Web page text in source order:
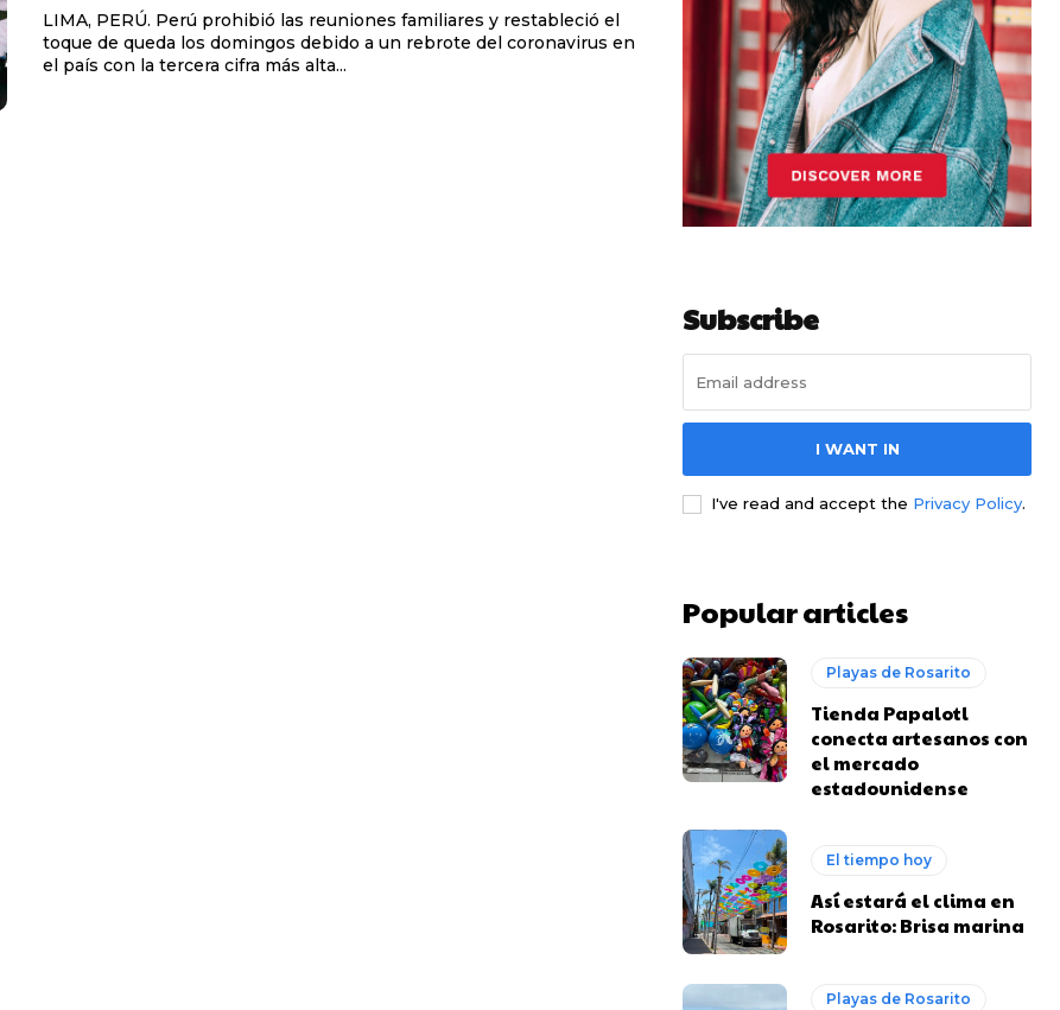
LIMA, PERÚ. Perú prohibió las reuniones familiares y restableció el
toque de queda los domingos debido a un rebrote del coronavirus en
el país con la tercera cifra más alta...
Subscribe
I WANT IN
I've read and accept the Privacy Policy.
Popular articles
Playas de Rosarito
Tienda Papalotl
conecta artesanos con
el mercado
estadounidense
El tiempo hoy
Así estará el clima en
Rosarito: Brisa marina
Playas de Rosarito